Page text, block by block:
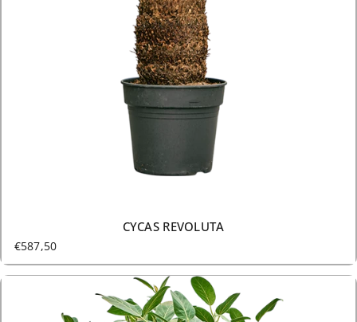
8 GRÖSSEN AB €587,50
CYCAS REVOLUTA
€587,50